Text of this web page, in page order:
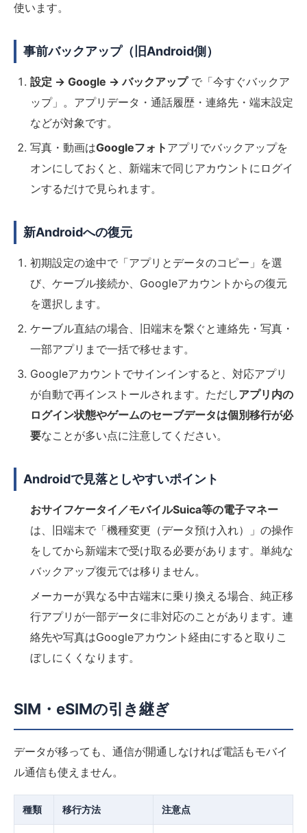
使います。
事前バックアップ（旧Android側）
設定 → Google → バックアップで「今すぐバックア
ップ」。アプリデータ・通話履歴・連絡先・端末設定
などが対象です。
写真・動画はGoogleフォト アプリでバックアップを
オンにしておくと、新端末で同じアカウントにログイ
ンするだけで見られます。
新Androidへの復元
初期設定の途中で「アプリとデータのコピー」を選
び、ケーブル接続か、Googleアカウントからの復元
を選択します。
ケーブル直結の場合、旧端末を繋ぐと連絡先・写真・
一部アプリまで一括で移せます。
Googleアカウントでサインインすると、対応アプリ
が自動で再インストールされます。ただしアプリ内の
ログイン状態やゲームのセーブデータは個別移行が必
要なことが多い点に注意してください。
Androidで見落としやすいポイント
おサイフケータイ／モバイルSuica等の電子マネー
は、旧端末で「機種変更（データ預け入れ）」の操作
をしてから新端末で受け取る必要があります。単純な
バックアップ復元では移りません。
メーカーが異なる中古端末に乗り換える場合、純正移
行アプリが一部データに非対応のことがあります。連
絡先や写真はGoogleアカウント経由にすると取りこ
ぼしにくくなります。
SIM・eSIMの引き継ぎ
データが移っても、通信が開通しなければ電話もモバイ
ル通信も使えません。
種類 移行方法 注意点